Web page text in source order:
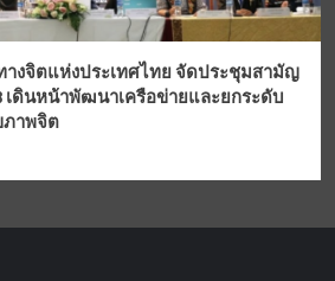
างจิตแห่งประเทศไทย จัดประชุมสามัญ
เดินหน้าพัฒนาเครือข่ายและยกระดับ
ภาพจิต